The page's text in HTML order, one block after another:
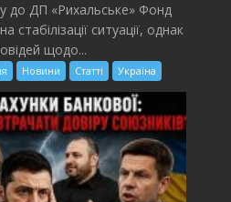
до ДП «Рихальське» Фонд
ситуації, однак
щодо...
Новини Статті Україна